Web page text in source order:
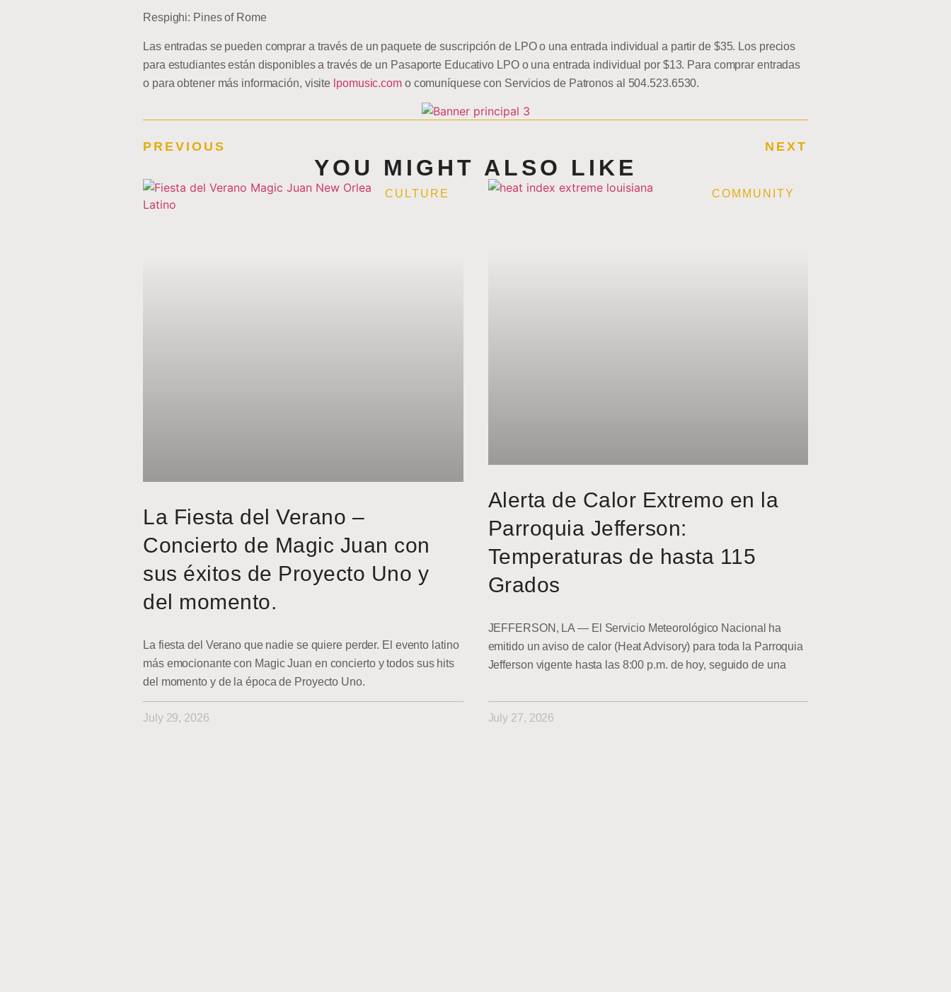
Respighi: Pines of Rome
Las entradas se pueden comprar a través de un paquete de suscripción de LPO o una entrada individual a partir de $35. Los precios
para estudiantes están disponibles a través de un Pasaporte Educativo LPO o una entrada individual por $13. Para comprar entradas
o para obtener más información, visite lpomusic.como comuníquese con Servicios de Patronos al 504.523.6530.
PREVIOUS NEXT
YOU MIGHT ALSO LIKE
CULTURE
La Fiesta del Verano –
Concierto de Magic Juan con
sus éxitos de Proyecto Uno y
del momento.
La fiesta del Verano que nadie se quiere perder. El evento latino
más emocionante con Magic Juan en concierto y todos sus hits
del momento y de la época de Proyecto Uno.
July 29, 2026
COMMUNITY
Alerta de Calor Extremo en la
Parroquia Jefferson:
Temperaturas de hasta 115
Grados
JEFFERSON, LA — El Servicio Meteorológico Nacional ha
emitido un aviso de calor (Heat Advisory) para toda la Parroquia
Jefferson vigente hasta las 8:00 p.m. de hoy, seguido de una
July 27, 2026